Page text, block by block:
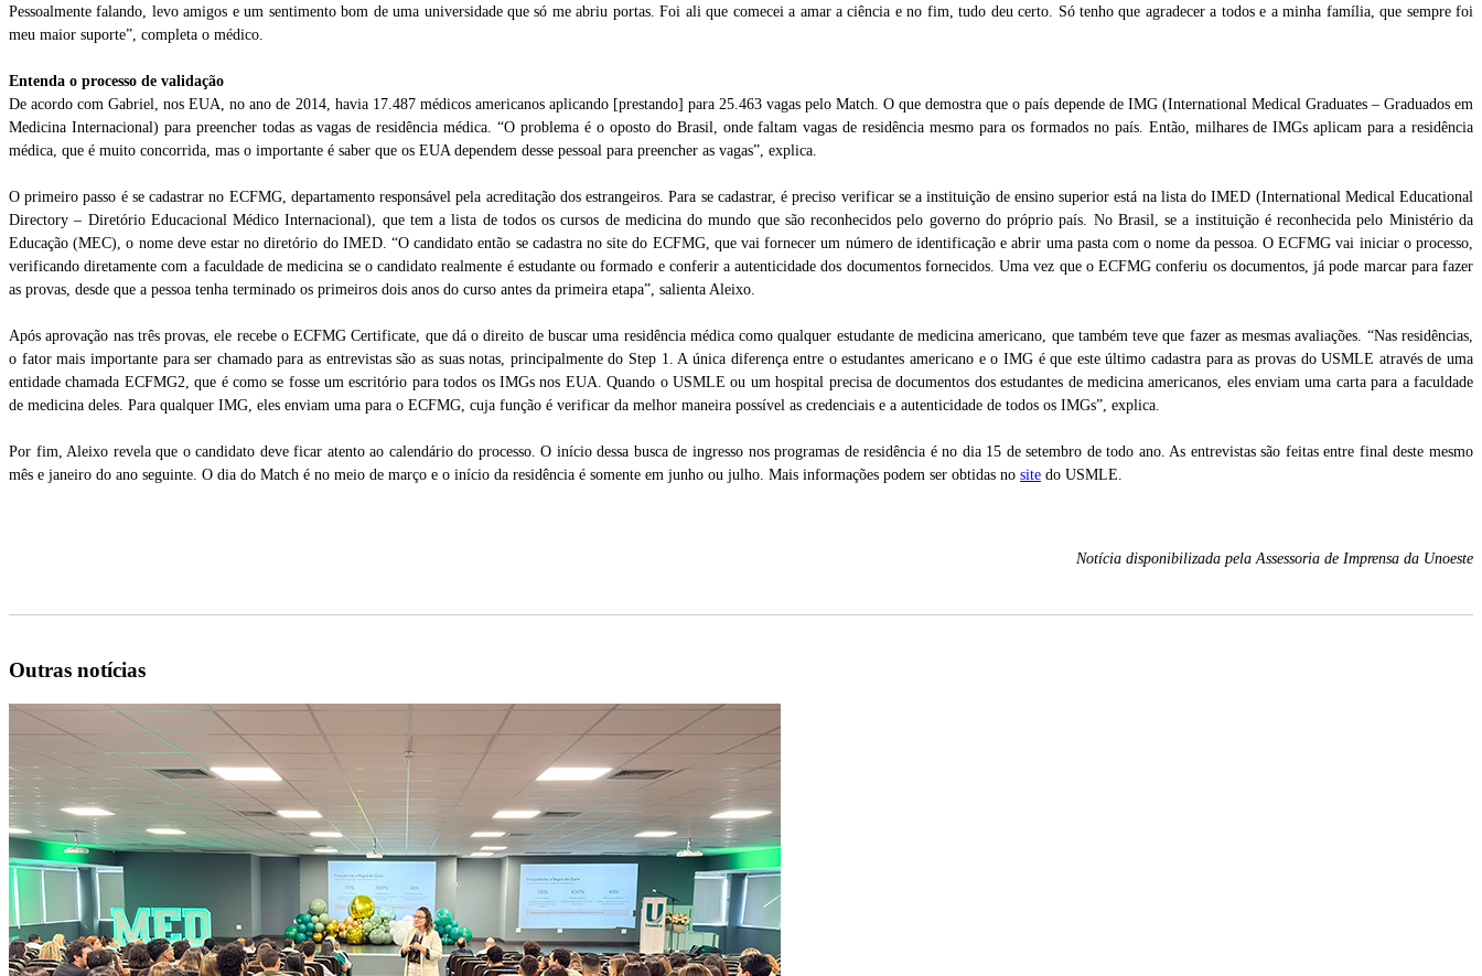
Pessoalmente falando, levo amigos e um sentimento bom de uma universidade que só me abriu portas. Foi ali que comecei a amar a ciência e no fim, tudo deu certo. Só tenho que agradecer a todos e a minha família, que sempre foi
meu maior suporte”, completa o médico.
Entenda o processo de validação
De acordo com Gabriel, nos EUA, no ano de 2014, havia 17.487 médicos americanos aplicando [prestando] para 25.463 vagas pelo Match. O que demostra que o país depende de IMG (International Medical Graduates – Graduados em
Medicina Internacional) para preencher todas as vagas de residência médica. “O problema é o oposto do Brasil, onde faltam vagas de residência mesmo para os formados no país. Então, milhares de IMGs aplicam para a residência
médica, que é muito concorrida, mas o importante é saber que os EUA dependem desse pessoal para preencher as vagas”, explica.
O primeiro passo é se cadastrar no ECFMG, departamento responsável pela acreditação dos estrangeiros. Para se cadastrar, é preciso verificar se a instituição de ensino superior está na lista do IMED (International Medical Educational
Directory – Diretório Educacional Médico Internacional), que tem a lista de todos os cursos de medicina do mundo que são reconhecidos pelo governo do próprio país. No Brasil, se a instituição é reconhecida pelo Ministério da
Educação (MEC), o nome deve estar no diretório do IMED. “O candidato então se cadastra no site do ECFMG, que vai fornecer um número de identificação e abrir uma pasta com o nome da pessoa. O ECFMG vai iniciar o processo,
verificando diretamente com a faculdade de medicina se o candidato realmente é estudante ou formado e conferir a autenticidade dos documentos fornecidos. Uma vez que o ECFMG conferiu os documentos, já pode marcar para fazer
as provas, desde que a pessoa tenha terminado os primeiros dois anos do curso antes da primeira etapa”, salienta Aleixo.
Após aprovação nas três provas, ele recebe o ECFMG Certificate, que dá o direito de buscar uma residência médica como qualquer estudante de medicina americano, que também teve que fazer as mesmas avaliações. “Nas residências,
o fator mais importante para ser chamado para as entrevistas são as suas notas, principalmente do Step 1. A única diferença entre o estudantes americano e o IMG é que este último cadastra para as provas do USMLE através de uma
entidade chamada ECFMG2, que é como se fosse um escritório para todos os IMGs nos EUA. Quando o USMLE ou um hospital precisa de documentos dos estudantes de medicina americanos, eles enviam uma carta para a faculdade
de medicina deles. Para qualquer IMG, eles enviam uma para o ECFMG, cuja função é verificar da melhor maneira possível as credenciais e a autenticidade de todos os IMGs”, explica.
Por fim, Aleixo revela que o candidato deve ficar atento ao calendário do processo. O início dessa busca de ingresso nos programas de residência é no dia 15 de setembro de todo ano. As entrevistas são feitas entre final deste mesmo
mês e janeiro do ano seguinte. O dia do Match é no meio de março e o início da residência é somente em junho ou julho. Mais informações podem ser obtidas no site do USMLE.
Notícia disponibilizada pela Assessoria de Imprensa da Unoeste
Outras notícias